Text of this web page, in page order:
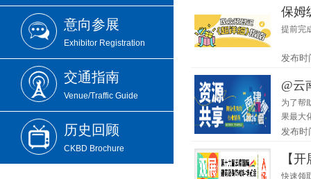
意向参展
Exhibitor Registration
交通指南
Venue/Traffic Guide
历史回顾
CKBD Brochure
保姆
提前完
发布时
@云
为了帮
果最大
发布时
【
快速领